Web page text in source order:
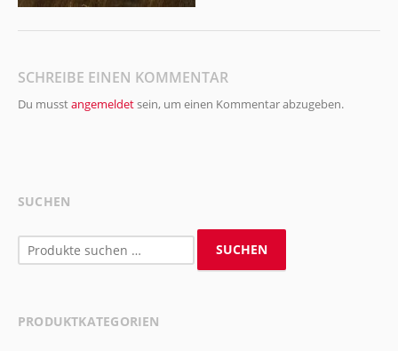
SCHREIBE EINEN KOMMENTAR
Du musstangemeldetsein, um einen Kommentar abzugeben.
SUCHEN
Suchen
nach:
SUCHEN
PRODUKTKATEGORIEN